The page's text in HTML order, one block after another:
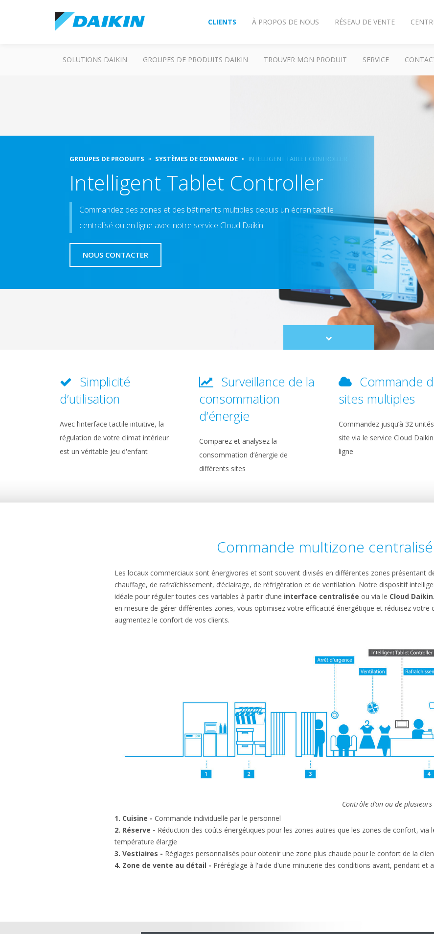
CLIENTS À PROPOS DE NOUS RÉSEAU DE VENTE
SOLUTIONS DAIKIN GROUPES DE PRODUITS DAIKIN TROUVER MON PRODUIT SERVICE
GROUPES DE PRODUITS SYSTÈMES DE COMMANDE INTELLIGENT TABLET CONTROLLER
Intelligent Tablet Controller
Commandez des zones et des bâtiments multiples depuis un écran tactile
centralisé ou en ligne avec notre service Cloud Daikin.
NOUS CONTACTER
Scroll
to
Simplicité
d’utilisation
Avec l’interface tactile intuitive, la
régulation de votre climat intérieur
est un véritable jeu d'enfant
Surveillance de la
consommation
d’énergie
Comparez et analysez la
consommation d’énergie de
différents sites
Commande
sites multiples
Commandez jusqu’à 32
site via le service Cloud
ligne
Commande multizone
Les locaux commerciaux sont énergivores et sont souvent divisés en différentes zones présentant
chauffage, de rafraîchissement, d’éclairage, de réfrigération et de ventilation. Notre dispositif
idéale pour réguler toutes ces variables à partir d’une interface centralisée ou via le Cloud Daikin
en mesure de gérer différentes zones, vous optimisez votre efficacité énergétique et réduisez votre
augmentez le confort de vos clients.
Contrôle d’un ou de
1. Cuisine - Commande individuelle par le personnel
2. Réserve - Réduction des coûts énergétiques pour les zones autres que les zones de confort, via
température élargie
3. Vestiaires - Réglages personnalisés pour obtenir une zone plus chaude pour le confort de la
4. Zone de vente au détail - Préréglage à l'aide d'une minuterie des conditions avant, pendant et